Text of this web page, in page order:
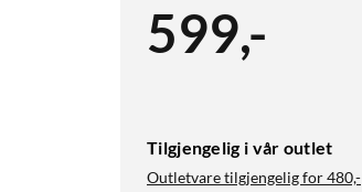
599,-
Tilgjengelig i vår outlet
Outletvare tilgjengelig for480,-